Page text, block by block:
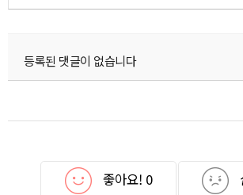
등록된 댓글이 없습니다
좋아요! 0